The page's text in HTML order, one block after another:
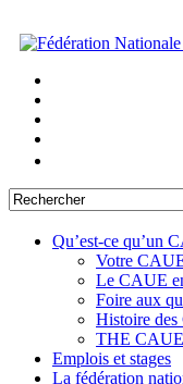
Qu’est-ce qu’un
Votre
Le CAUE
Foire aux
Histoire
THE
Emplois et stages
La fédération